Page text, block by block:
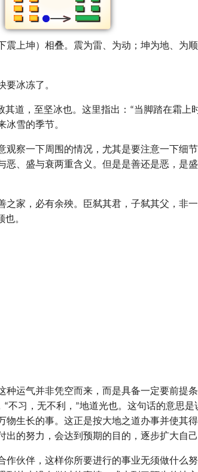
上坤）相叠。震为雷、为动；坤为地、为
要冰冻了。
道，至坚冰也。这里指出：“当脚踏在霜上
冰雪的季节。
察一下周围的情况，尤其是要注意一下细
、盛与衰两重含义。但是是善还是恶，是
之家，必有余殃。臣弑其君，子弑其父，非
。
运气并非凭空而来，而是具备一定要前提
不习，无不利，”地道光也。这句话的意思
生长的事。这正是按大地之道办事并使其
的努力，会达到预期的目的，逐步扩大自
伙伴，这样你所要进行的事业无须做什么